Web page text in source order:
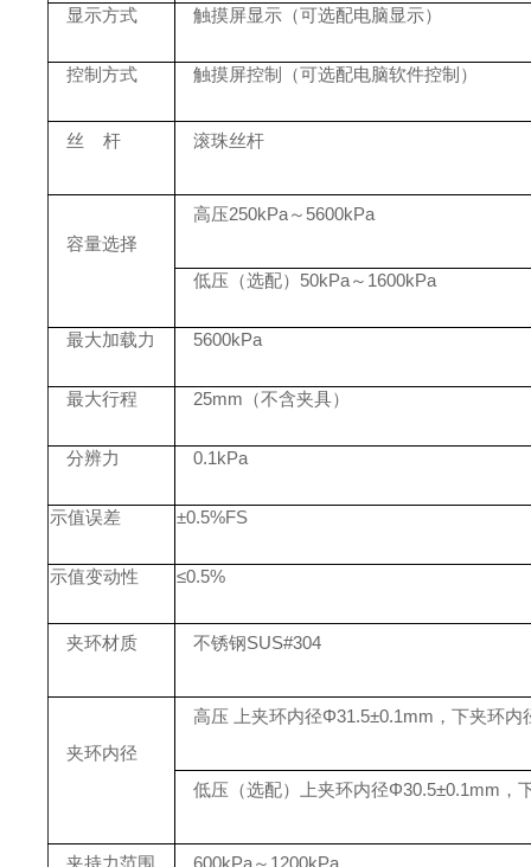
显示方式 触摸屏显示 （可选配电脑显示）
控制方式 触摸屏控制 （可选配电脑软件控制）
丝 杆 滚珠丝杆
容量选择
高压250kPa～ 5600kPa
低压（选配） 50kPa～1600kPa
最大加载力 5600kPa
最大行程 25mm（不含夹具）
分辨力 0.1kPa
示值误差 ±0.5%FS
示值变动性 ≤0.5%
夹环材质 不锈钢SUS#304
夹环内径
高压 上夹环内径Φ31.5±0.1mm，下夹环内
低压（选配） 上夹环内径Φ30.5±0.1mm，
夹持力范围 600kPa～ 1200kPa